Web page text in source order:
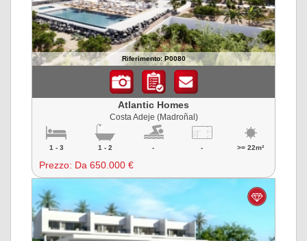
Riferimento: P0080
Atlantic Homes
Costa Adeje (Madroñal)
1 - 3 1 - 2 - - >= 22m²
Prezzo: Da 650.000 €